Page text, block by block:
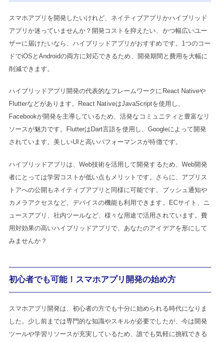
スマホアプリを開発したいけれど、ネイティブアプリかハイブリッド
アプリか迷っていませんか？開発コストを抑えたい、かつ幅広いユー
ザーに届けたいなら、ハイブリッドアプリがおすすめです。1つのコー
ドでiOSとAndroidの両方に対応できるため、開発期間と費用を大幅に
削減できます。
ハイブリッドアプリ開発の代表的なフレームワークにReact Nativeや
Flutterなどがあります。React NativeはJavaScriptを使用し、
Facebookが開発を主導しているため、活発なコミュニティと豊富なリ
ソースが魅力です。FlutterはDart言語を使用し、Googleによって開発
されています。美しいUIと高いパフォーマンスが特徴です。
ハイブリッドアプリは、Web技術を活用して開発するため、Web開発
者にとっては学習コストが低い点もメリットです。さらに、アプリス
トアへの公開もネイティブアプリと同様に可能です。プッシュ通知や
カメラアクセスなど、デバイスの機能も利用できます。ECサイト、ニ
ュースアプリ、社内ツールなど、様々な用途で活用されています。費
用対効果の高いハイブリッドアプリで、あなたのアイデアを形にして
みませんか？
初心者でも可能！スマホアプリ開発の始め方
スマホアプリ開発は、初心者の方でも十分に始められる時代になりま
した。少し前までは専門的な知識やスキルが必要でしたが、今は開発
ツールや学習リソースが充実しているため、誰でも気軽に挑戦できる